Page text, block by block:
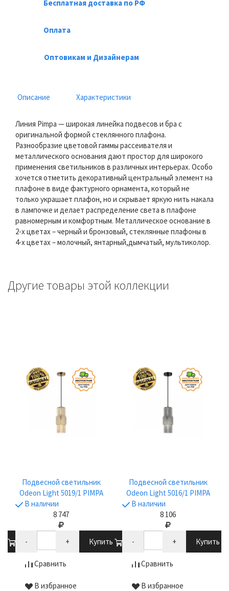
Бесплатная доставка по РФ
Оплата
Оптовикам и Дизайнерам
Описание Характеристики
Линия Pimpa — широкая линейка подвесов и бра с
оригинальной формой стеклянного плафона.
Разнообразие цветовой гаммы рассеивателя и
металлического основания дают простор для широкого
применения светильников в различных интерьерах. Особо
хочется отметить декоративный центральный элемент на
плафоне в виде фактурного орнамента, который не
только украшает плафон, но и скрывает яркую нить накала
в лампочке и делает распределение света в плафоне
равномерным и комфортным. Металлическое основание в
2-х цветах – черный и бронзовый, стеклянные плафоны в
4-х цветах – молочный, янтарный,дымчатый, мультиколор.
Другие товары этой коллекции
Подвесной светильник
Odeon Light 5019/1 PIMPA
В наличии
8 747
- + Купить
Сравнить
В избранное
Подвесной светильник
Odeon Light 5016/1 PIMPA
В наличии
8 106
- + Купить
Сравнить
В избранное